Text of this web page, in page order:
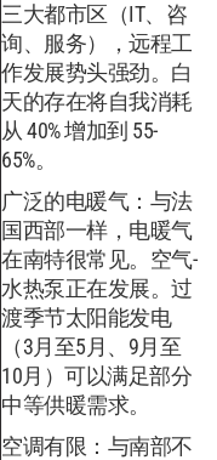
三大都市区（IT、咨
询、服务），远程工
作发展势头强劲。白
天的存在将自我消耗
从 40% 增加到 55-
65%。
广泛的电暖气：与法
国西部一样，电暖气
在南特很常见。空气-
水热泵正在发展。过
渡季节太阳能发电
（3月至5月、9月至
10月）可以满足部分
中等供暖需求。
空调有限：与南部不